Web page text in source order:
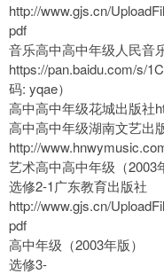
http://www.gjs.cn/
pdf
音乐高中高中年级人民音
https://pan.baidu.com/s/
码: yqae）
高中高中年级花城出版社
高中高中年级湖南文艺出
http://
艺术高中高中年级（2003
选修2-1广东教育出版社
http://www.gjs.cn/
pdf
高中年级（2003年版）
选修3-